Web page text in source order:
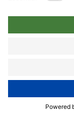
zur
Leistungs-
uns wichtig
damit Ihr
zu arbeiten.
nächsten